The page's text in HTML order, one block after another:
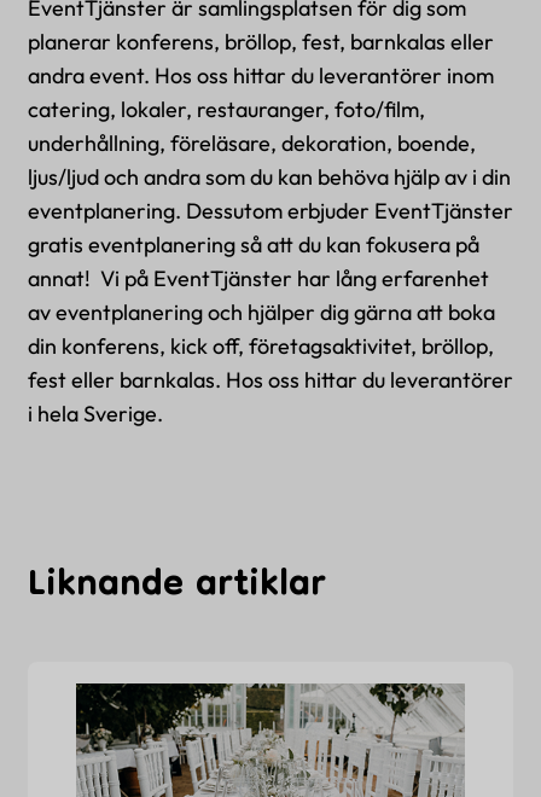
EventTjänster är samlingsplatsen för dig som
planerar konferens, bröllop, fest, barnkalas eller
andra event. Hos oss hittar du leverantörer inom
catering, lokaler, restauranger, foto/film,
underhållning, föreläsare, dekoration, boende,
ljus/ljud och andra som du kan behöva hjälp av i din
eventplanering. Dessutom erbjuder EventTjänster
gratis eventplanering så att du kan fokusera på
annat! Vi på EventTjänster har lång erfarenhet
av eventplanering och hjälper dig gärna att boka
din konferens, kick off, företagsaktivitet, bröllop,
fest eller barnkalas. Hos oss hittar du leverantörer
i hela Sverige.
Liknande artiklar